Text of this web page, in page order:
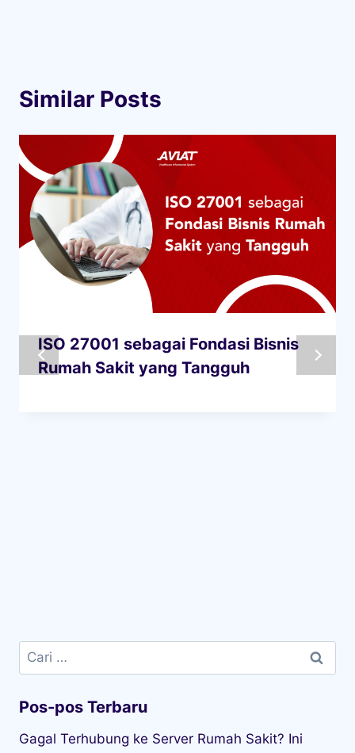
Similar Posts
ISO 27001 sebagai Fondasi Bisnis
Rumah Sakit yang Tangguh
Cari
untuk:
Pos-pos Terbaru
Gagal Terhubung ke Server Rumah Sakit? Ini